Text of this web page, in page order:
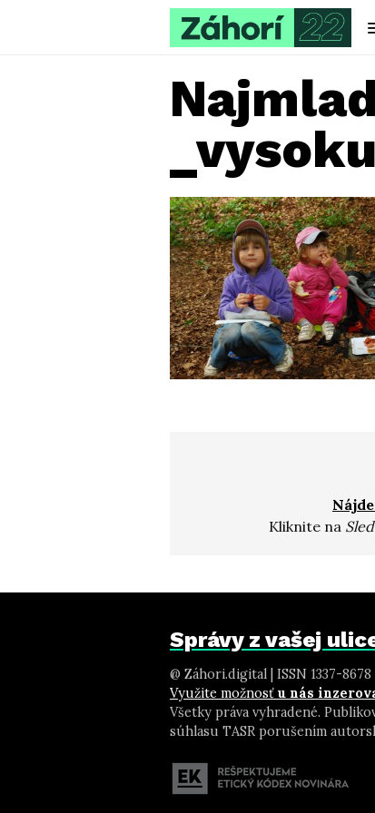
_vysoku
Kliknite na
Správy z vašej
@ Záhori.digital | ISSN 1337-8678
Využite možnosť u nás
Všetky práva vyhradené.
súhlasu TASR porušením